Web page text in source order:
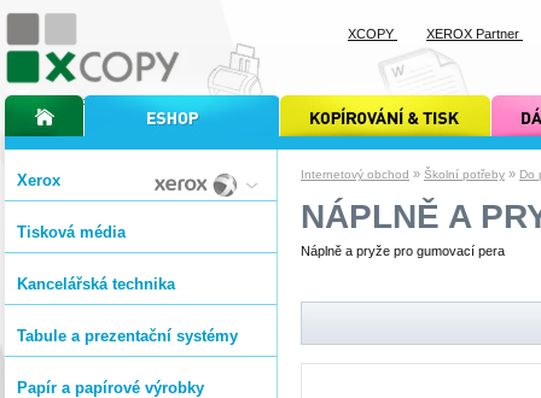
Internetový obchod » Školní potřeby » Do
NÁPLNĚ A
Náplně a pryže pro gumovací pera
Xerox
Tisková média
Kancelářská technika
Tabule a prezentační systémy
Papír a papírové výrobky
úvodní stránka xcopyinternetový obchod xcopy kopírování a tisk xcopy dárkové
XCOPY XEROX Partner